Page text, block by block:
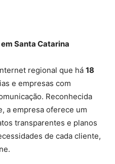
Santa Catarina
regional que há 18
e empresas com
Reconhecida
a empresa oferece um
transparentes e planos
de cada cliente,